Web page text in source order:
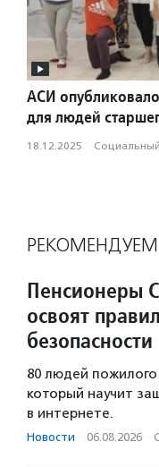
АСИ
для людей
18.12.2025 ·
РЕКОМЕНДУЕМ
Пенсионеры
освоят
безопасности
80 людей пожилого
который научит
в интернете.
Новости · 06.08.2026 ·